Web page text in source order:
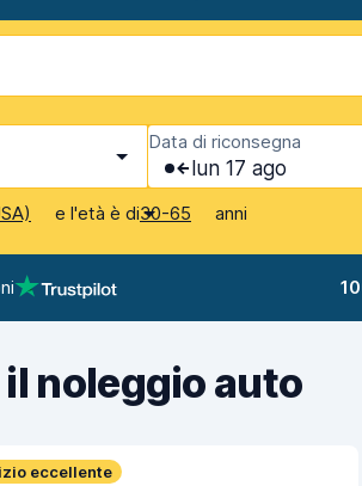
Data di riconsegna
lun 17 ago
e l'età è di30-65 anni
noleggio auto
eccellente